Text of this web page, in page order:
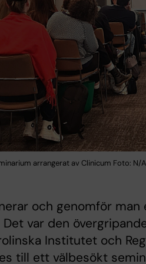
arrangerat av Clinicum Foto: N/A
och genomför
var den
Institutet och
till ett välbesökt